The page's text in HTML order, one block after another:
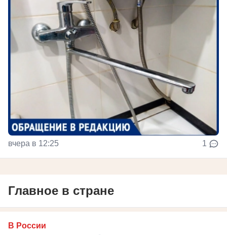
вчера в 12:25 1
Главное в стране
В России